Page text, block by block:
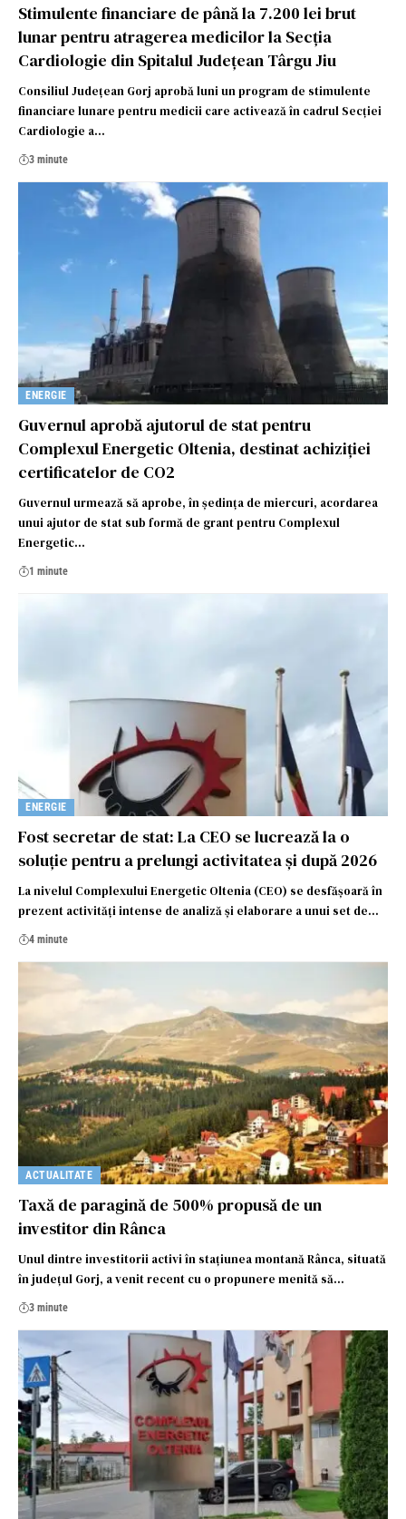
Stimulente financiare de până la 7.200 lei brut
lunar pentru atragerea medicilor la Secția
Cardiologie din Spitalul Județean Târgu Jiu
Consiliul Județean Gorj aprobă luni un program de stimulente
financiare lunare pentru medicii care activează în cadrul Secției
Cardiologie a…
3 minute
ENERGIE
Guvernul aprobă ajutorul de stat pentru
Complexul Energetic Oltenia, destinat achiziției
certificatelor de CO2
Guvernul urmează să aprobe, în ședința de miercuri, acordarea
unui ajutor de stat sub formă de grant pentru Complexul
Energetic…
1 minute
ENERGIE
Fost secretar de stat: La CEO se lucrează la o
soluție pentru a prelungi activitatea și după 2026
La nivelul Complexului Energetic Oltenia (CEO) se desfășoară în
prezent activități intense de analiză și elaborare a unui set de…
4 minute
ACTUALITATE
Taxă de paragină de 500% propusă de un
investitor din Rânca
Unul dintre investitorii activi în stațiunea montană Rânca, situată
în județul Gorj, a venit recent cu o propunere menită să…
3 minute